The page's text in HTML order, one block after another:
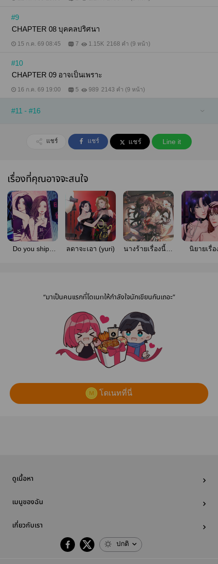
#9
CHAPTER 08 บุคคลปริศนา
15 ก.ค. 69 08:45 7 1.15K 2168 คำ (9 หน้า)
#10
CHAPTER 09 อาจเป็นเพราะ
16 ก.ค. 69 19:00 5 989 2143 คำ (9 หน้า)
#11 - #16
แชร์ แชร์ แชร์ Line it
เรื่องที่คุณอาจจะสนใจ
Do you ship?
ลดาจะเอา (yuri)
นางร้ายเรื่องนี้จะ
นิยายเรื่อ
“มาเป็นคนแรกที่โดเนทให้กำลังใจนักเขียนกันเถอะ”
โดเนทที่นี่
ดูเนื้อหา
เมนูของฉัน
เกี่ยวกับเรา
ปกติ